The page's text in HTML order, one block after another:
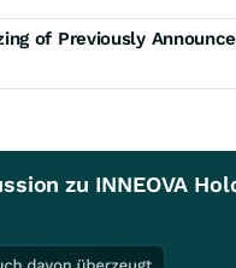
of Previously
zu INNEOVA